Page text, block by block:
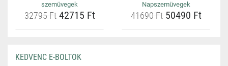
szemüvegek
32795 Ft42715 Ft
Napszemüvegek
41690 Ft50490 Ft
KEDVENC E-BOLTOK